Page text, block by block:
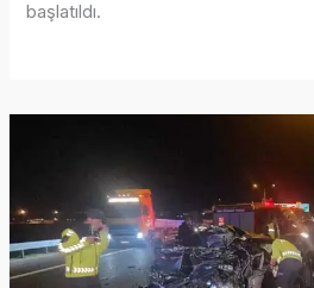
başlatıldı.